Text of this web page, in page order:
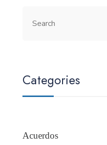
Categories
Acuerdos